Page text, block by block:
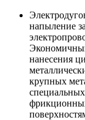
напыление
нанесения
крупных